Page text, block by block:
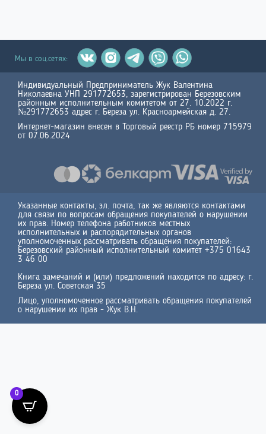
Мы в соц.сетях:
Индивидуальный Предприниматель Жук Валентина
Николаевна УНП 291772653, зарегистрирован Березовским
районным исполнительным комитетом от 27. 10.2022 г.
№291772653 адрес г. Береза ул. Красноармейская д. 27.
Интернет-магазин внесен в Торговый реестр РБ номер 715979
от 07.06.2024
Указанные контакты, эл. почта, так же являются контактами
для связи по вопросам обращения покупателей о нарушении
их прав. Номер телефона работников местных
исполнительных и распорядительных органов
уполномоченных рассматривать обращения покупателей:
Березовский районный исполнительный комитет +375 01643
3 46 00
Книга замечаний и (или) предложений находится по адресу: г.
Береза ул. Советская 35
Лицо, уполномоченное рассматривать обращения покупателей
о нарушении их прав - Жук В.Н.
0